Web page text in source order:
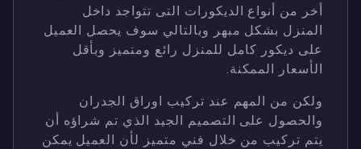
أخر من أنواع الديكورات التى تتواجد داخل
المنزل بشكل مبهر وبالتالي سوف يحصل العميل
على ديكور كامل للمنزل رائع ومتميز وبأقل
الأسعار الممكنة.
ولكن من المهم عند تركيب اوراق الجدران
والحصول على التصميم الجيد الذي تم شراؤه أن
يتم تركيب من خلال فني متميز لأن العميل يمكن